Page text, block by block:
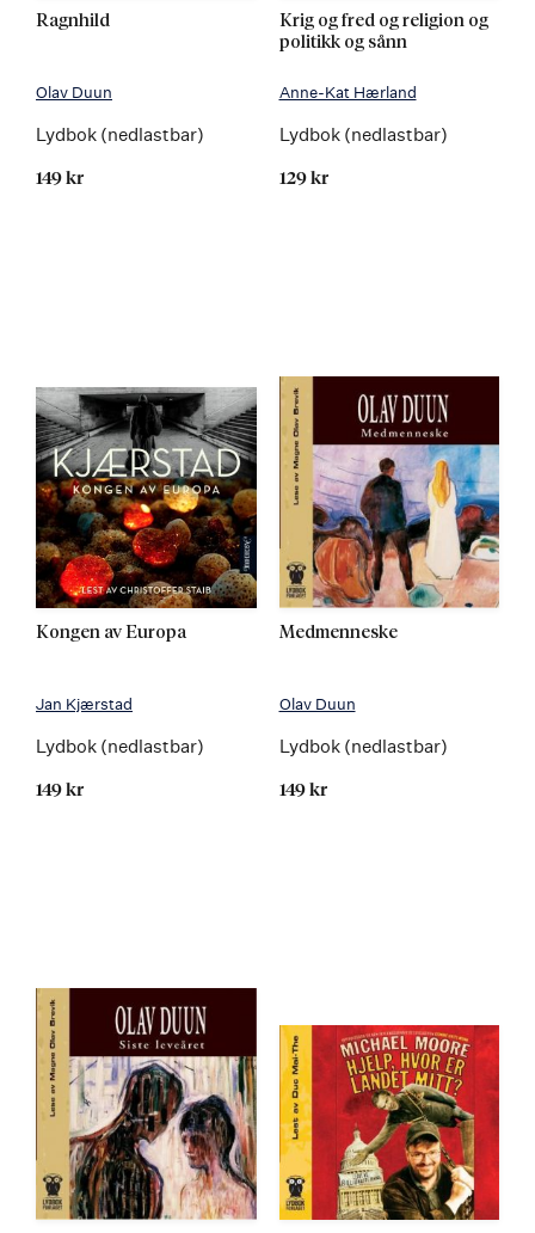
Ragnhild
Olav Duun
Lydbok (nedlastbar)
149 kr
Krig og fred og religion og
politikk og sånn
Anne-Kat Hærland
Lydbok (nedlastbar)
129 kr
Kongen av Europa
Jan Kjærstad
Lydbok (nedlastbar)
149 kr
Medmenneske
Olav Duun
Lydbok (nedlastbar)
149 kr